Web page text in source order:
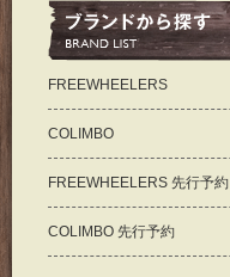
FREEWHEELERS
COLIMBO
FREEWHEELERS 先行予約
COLIMBO 先行予約